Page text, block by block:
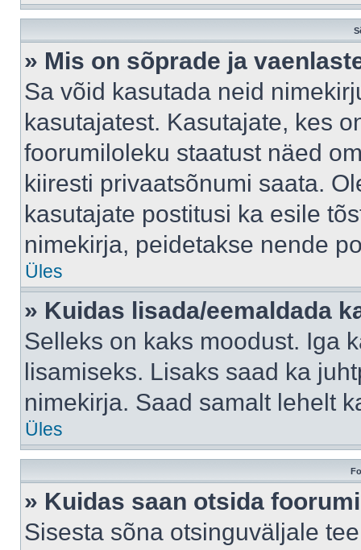
» Mis on sõprade ja
Sa võid kasutada neid
kasutajatest. Kasutajate, kes
foorumiloleku staatust näed
kiiresti privaatsõnumi saata.
kasutajate postitusi ka esile
nimekirja, peidetakse nende
Üles
» Kuidas lisada/eemaldada
Selleks on kaks moodust. Iga
lisamiseks. Lisaks saad ka
nimekirja. Saad samalt lehelt
Üles
» Kuidas saan otsida
Sisesta sõna otsinguväljale